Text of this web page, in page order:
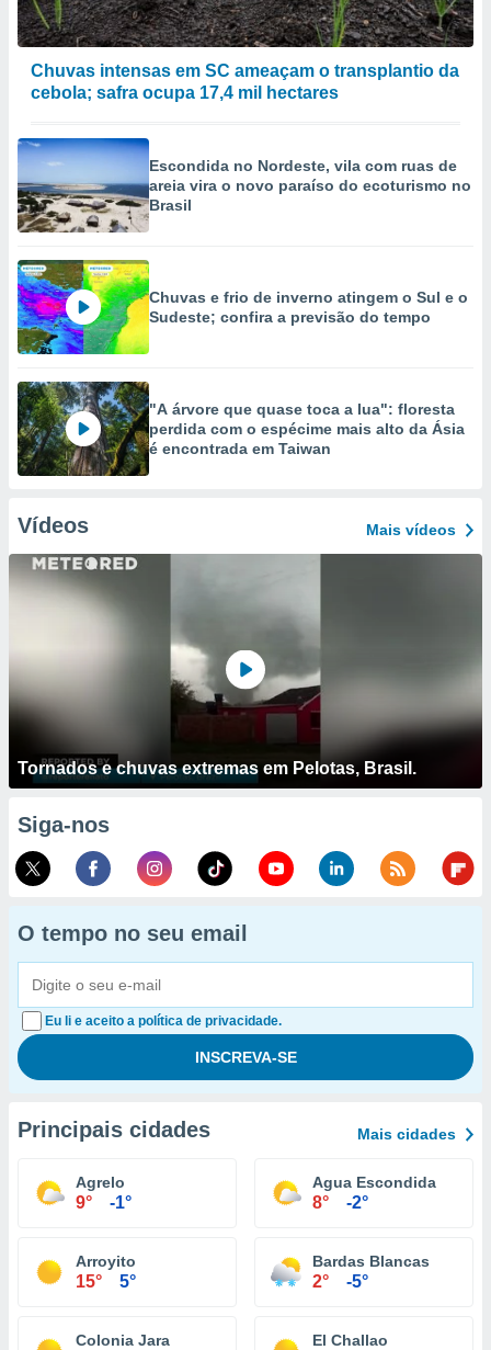
Chuvas intensas em SC ameaçam o transplantio da
cebola; safra ocupa 17,4 mil hectares
Escondida no Nordeste, vila com ruas de
areia vira o novo paraíso do ecoturismo no
Brasil
Chuvas e frio de inverno atingem o Sul e o
Sudeste; confira a previsão do tempo
"A árvore que quase toca a lua": floresta
perdida com o espécime mais alto da Ásia
é encontrada em Taiwan
Vídeos Mais vídeos
Tornados e chuvas extremas em Pelotas, Brasil.
Siga-nos
O tempo no seu email
Eu li e aceito a política de privacidade.
Principais cidades Mais cidades
Agrelo
9° -1°
Agua Escondida
8° -2°
Arroyito
15° 5°
Bardas Blancas
2° -5°
Colonia Jara El Challao